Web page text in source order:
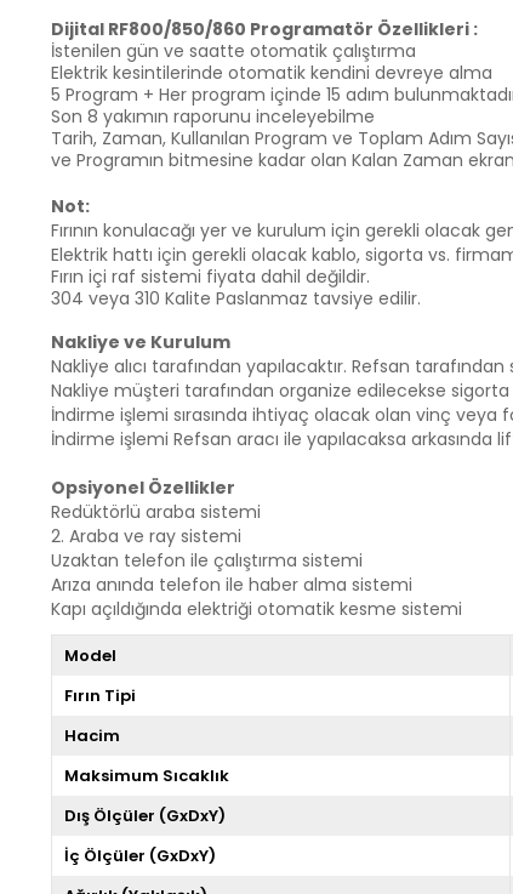
Dijital RF800/850/860 Programatör Özellikleri :
İstenilen gün ve saatte otomatik çalıştırma
Elektrik kesintilerinde otomatik kendini devreye alma
5 Program + Her program içinde 15 adım
Son 8 yakımın raporunu inceleyebilme
Tarih, Zaman, Kullanılan Program ve Toplam Adım
ve Programın bitmesine kadar olan Kalan Zaman
Not:
Fırının konulacağı yer ve kurulum için gerekli olacak
Elektrik hattı için gerekli olacak kablo, sigorta vs.
Fırın içi raf sistemi fiyata dahil değildir.
304 veya 310 Kalite Paslanmaz tavsiye edilir.
Nakliye ve Kurulum
Nakliye alıcı tarafından yapılacaktır. Refsan
Nakliye müşteri tarafından organize edilecekse sigorta
İndirme işlemi sırasında ihtiyaç olacak olan vinç veya
İndirme işlemi Refsan aracı ile yapılacaksa
Opsiyonel Özellikler
Redüktörlü araba sistemi
2. Araba ve ray sistemi
Uzaktan telefon ile çalıştırma sistemi
Arıza anında telefon ile haber alma sistemi
Kapı açıldığında elektriği otomatik kesme sistemi
Model
Fırın Tipi
Hacim
Maksimum Sıcaklık
Dış Ölçüler (GxDxY)
İç Ölçüler (GxDxY)